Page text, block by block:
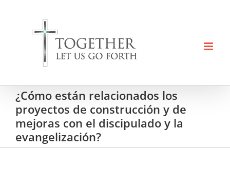
¿Cómo están relacionados los
proyectos de construcción y de
mejoras con el discipulado y la
evangelización?